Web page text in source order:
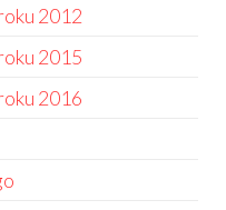
2012
2015
2016